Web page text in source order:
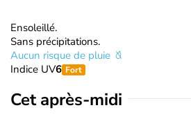
Ensoleillé.
Sans précipitations.
Aucun risque de pluie
Indice UV6 Fort
Cet après-midi